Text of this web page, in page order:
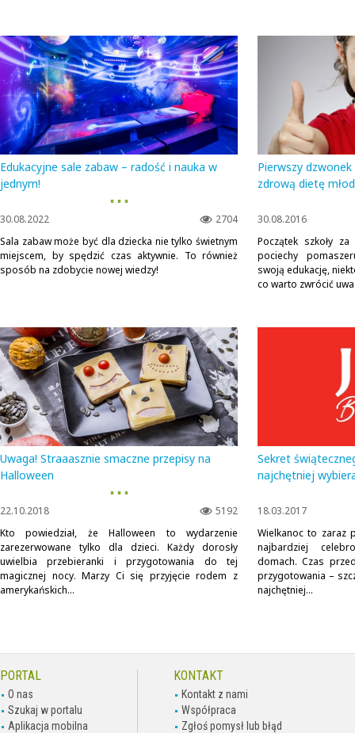
Edukacyjne sale zabaw – radość i nauka w
jednym!
▪ ▪ ▪
2704
30.08.2022
Sala zabaw może być dla dziecka nie tylko świetnym
miejscem, by spędzić czas aktywnie. To również
sposób na zdobycie nowej wiedzy!
Pierwszy
zdrową dietę
30.08.2016
Początek szkoły
pociechy
swoją edukację,
co warto zwrócić
Uwaga! Straaasznie smaczne przepisy na
Halloween
▪ ▪ ▪
5192
22.10.2018
Kto powiedział, że Halloween to wydarzenie
zarezerwowane tylko dla dzieci. Każdy dorosły
uwielbia przebieranki i przygotowania do tej
magicznej nocy. Marzy Ci się przyjęcie rodem z
amerykańskich...
Sekret
najchętniej
18.03.2017
Wielkanoc to zaraz
najbardziej
domach. Czas
przygotowania –
najchętniej...
PORTAL
O nas
Szukaj w portalu
Aplikacja mobilna
KONTAKT
Kontakt z nami
Współpraca
Zgłoś pomysł lub błąd